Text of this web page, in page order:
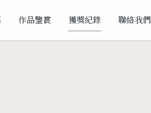
作品鑒賞 獲獎紀錄 聯絡我們